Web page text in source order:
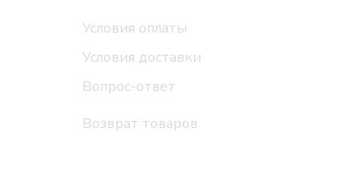
Условия оплаты
Условия доставки
Вопрос-ответ
Возврат товаров